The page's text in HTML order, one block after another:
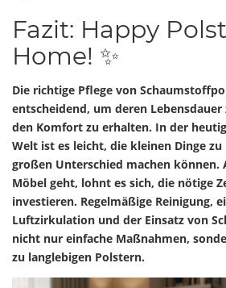
Fazit: Happy
Home! ✨
Die richtige Pflege von
entscheidend, um deren
den Komfort zu erhalten. In der
Welt ist es leicht, die kleinen Dinge
großen Unterschied machen können.
Möbel geht, lohnt es sich, die nötige
investieren. Regelmäßige Reinigung,
Luftzirkulation und der Einsatz von
nicht nur einfache Maßnahmen,
zu langlebigen Polstern.